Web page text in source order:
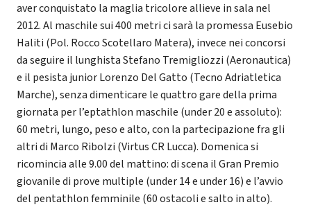
aver conquistato la maglia tricolore allieve in sala nel
2012. Al maschile sui 400 metri ci sarà la promessa Eusebio
Haliti (Pol. Rocco Scotellaro Matera), invece nei concorsi
da seguire il lunghista Stefano Tremigliozzi (Aeronautica)
e il pesista junior Lorenzo Del Gatto (Tecno Adriatletica
Marche), senza dimenticare le quattro gare della prima
giornata per l’eptathlon maschile (under 20 e assoluto):
60 metri, lungo, peso e alto, con la partecipazione fra gli
altri di Marco Ribolzi (Virtus CR Lucca). Domenica si
ricomincia alle 9.00 del mattino: di scena il Gran Premio
giovanile di prove multiple (under 14 e under 16) e l’avvio
del pentathlon femminile (60 ostacoli e salto in alto).